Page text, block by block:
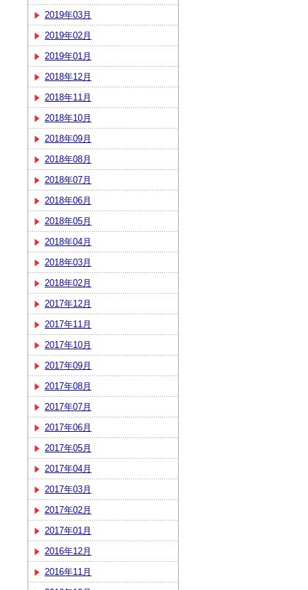
2019年03月
2019年02月
2019年01月
2018年12月
2018年11月
2018年10月
2018年09月
2018年08月
2018年07月
2018年06月
2018年05月
2018年04月
2018年03月
2018年02月
2017年12月
2017年11月
2017年10月
2017年09月
2017年08月
2017年07月
2017年06月
2017年05月
2017年04月
2017年03月
2017年02月
2017年01月
2016年12月
2016年11月